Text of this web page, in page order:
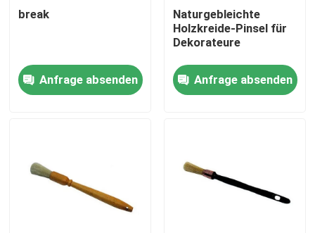
Produkte
Fabrik Tour
Qualitätskontrolle
break
Anfrage absenden
Naturgebleichte
Holzkreide-Pinsel für
Dekorateure
Anfrage absenden